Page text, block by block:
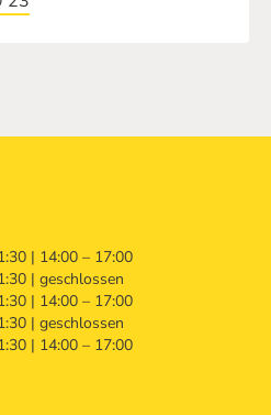
| 14:00 – 17:00
| geschlossen
| 14:00 – 17:00
| geschlossen
| 14:00 – 17:00